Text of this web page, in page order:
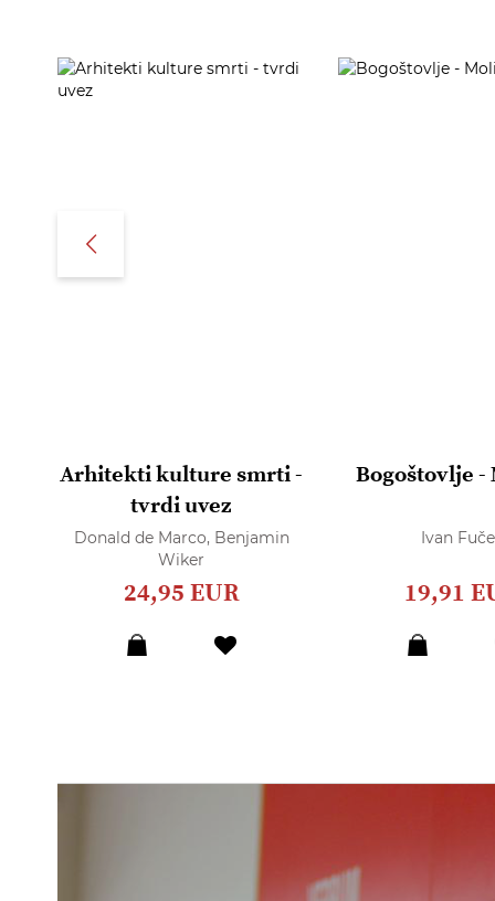
Arhitekti kulture smrti -
tvrdi uvez
Donald de Marco, Benjamin
Wiker
24,95 EUR
Bogoštovlje
Ivan
19,91